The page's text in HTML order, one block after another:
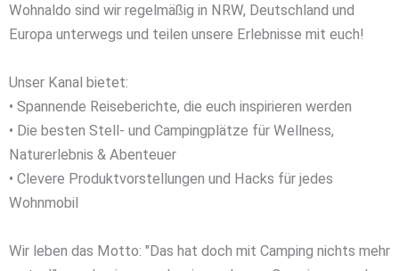
Wohnaldo sind wir regelmäßig in NRW, Deutschland und
Europa unterwegs und teilen unsere Erlebnisse mit euch!
Unser Kanal bietet:
• Spannende Reiseberichte, die euch inspirieren werden
• Die besten Stell- und Campingplätze für Wellness,
Naturerlebnis & Abenteuer
• Clevere Produktvorstellungen und Hacks für jedes
Wohnmobil
Wir leben das Motto: "Das hat doch mit Camping nichts mehr